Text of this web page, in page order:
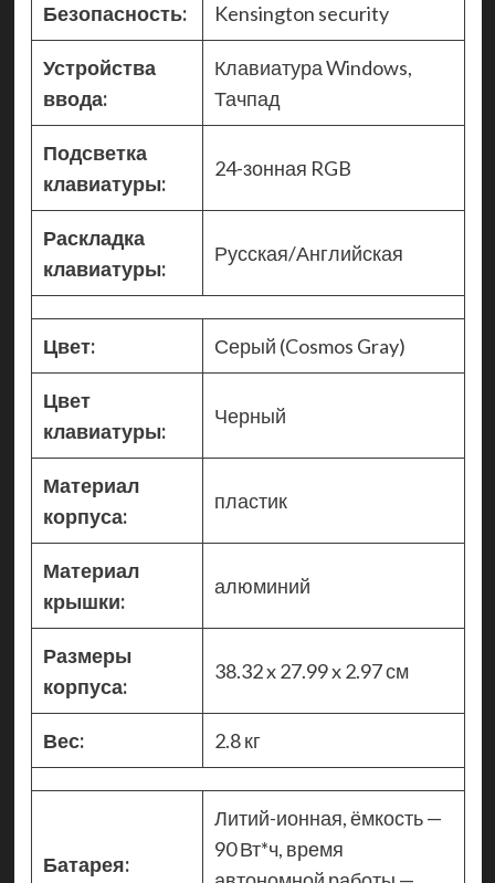
Безопасность: Kensington security
Устройства
ввода:
Клавиатура Windows,
Тачпад
Подсветка
клавиатуры:
24-зонная RGB
Раскладка
клавиатуры:
Русская/Английская
Цвет: Серый (Cosmos Gray)
Цвет
клавиатуры:
Черный
Материал
корпуса:
пластик
Материал
крышки:
алюминий
Размеры
корпуса:
38.32 x 27.99 x 2.97 см
Вес: 2.8 кг
Батарея:
Литий-ионная, ёмкость —
90 Вт*ч, время